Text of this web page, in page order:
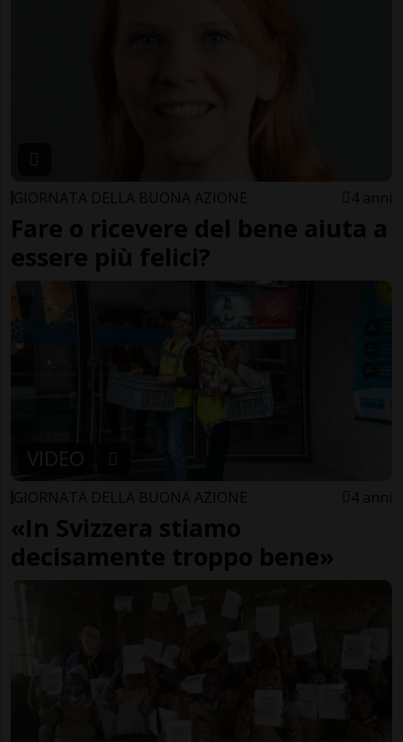
GIORNATA DELLA BUONA AZIONE 4 anni
Fare o ricevere del bene aiuta a
essere più felici?
VIDEO
GIORNATA DELLA BUONA AZIONE 4 anni
«In Svizzera stiamo
decisamente troppo bene»